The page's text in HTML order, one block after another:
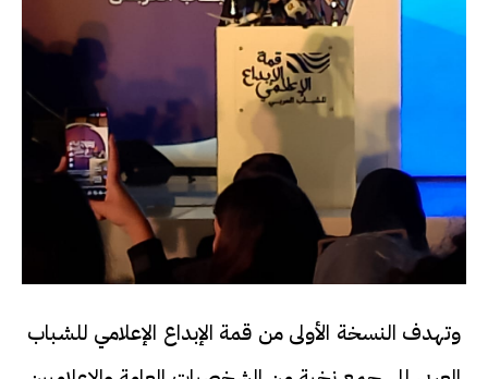
وتهدف النسخة الأولى من قمة الإبداع الإعلامي للشباب